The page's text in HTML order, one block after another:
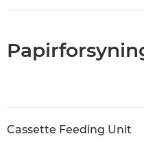
Cassette Feeding Unit